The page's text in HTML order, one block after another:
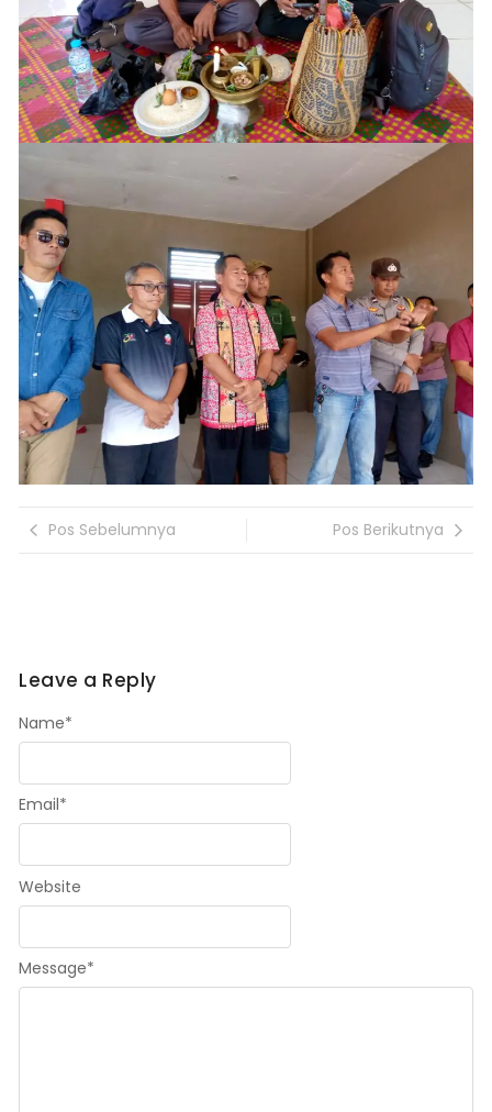
Pos Sebelumnya Pos Berikutnya
Leave a Reply
Message*
Name*
Email*
Website